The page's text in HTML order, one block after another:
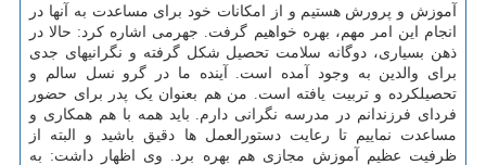
آموزش و پرورش هستیم و از امکانات خود برای مساعدت به آنها در
انجام این امر مهم، بهره خواهیم گرفت. جهرمی اشاره کرد: حالا در
ذهن بسیاری، دوگانه سلامت تحصیل شکل گرفته و نگرانیهای جدی
برای والدین به وجود آمده است. آینده ما در گرو نسل سالم و
تحصیلکرده و تربیت یافته است. من هم بعنوان یک پدر برای حضور
فردای فرزندانم در مدرسه نگرانی دارم. باید همه با هم همکاری و
مساعدت نماییم تا رعایت دستورالعمل ها دقیق باشید و البته از
ظرفیت عظیم آموزش مجازی هم بهره برد. وی اظهار داشت: به